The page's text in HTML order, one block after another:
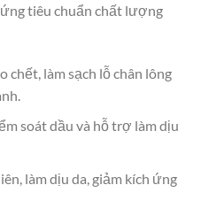
tiêu chuẩn chất lượng
chết, làm sạch lỗ chân lông
soát dầu và hỗ trợ làm dịu
làm dịu da, giảm kích ứng